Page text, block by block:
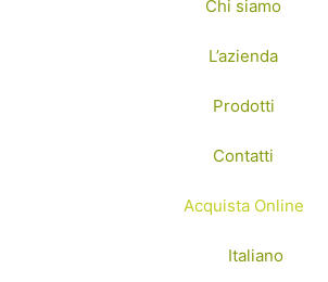
Chi siamo
L’azienda
Prodotti
Contatti
Acquista Online
Italiano